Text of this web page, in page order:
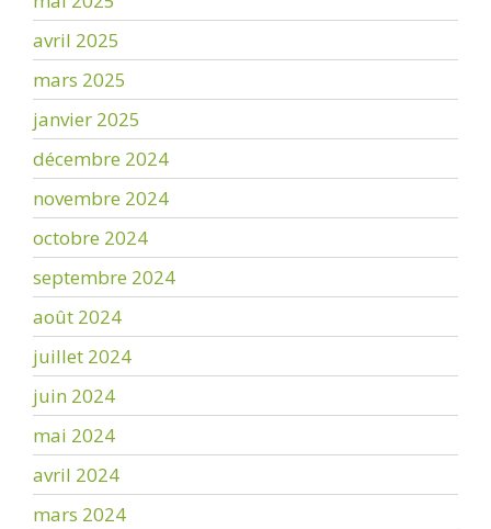
avril 2025
mars 2025
janvier 2025
décembre 2024
novembre 2024
octobre 2024
septembre 2024
août 2024
juillet 2024
juin 2024
mai 2024
avril 2024
mars 2024